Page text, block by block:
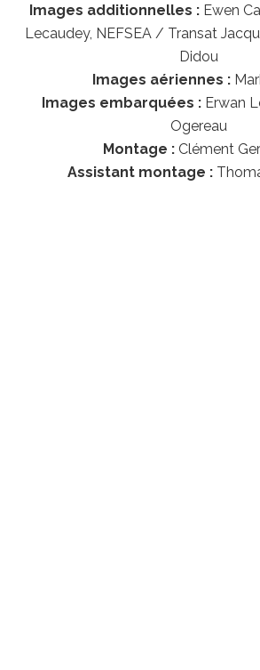
Images additionnelles :Ewen
Lecaudey, NEFSEA / Transat
Didou
Images aériennes :
Images embarquées :Erwan
Ogereau
Montage : Clément
Assistant montage :